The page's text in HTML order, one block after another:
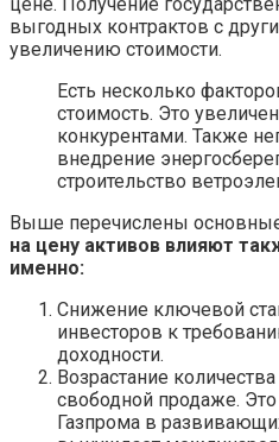
цене. Получение
выгодных контрактов с
увеличению стоимости.
Есть несколько
стоимость. Это
конкурентами. Также
внедрение
строительство
Выше перечислены
на цену активов влияют
именно:
Снижение ключевой
инвесторов к
доходности.
Возрастание
свободной продаже.
Газпрома в